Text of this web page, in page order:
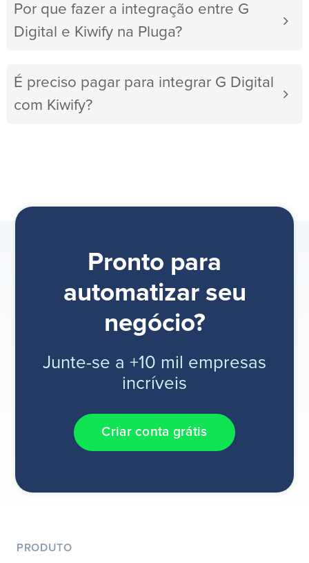
Por que fazer a integração entre G
Digital e Kiwify na Pluga?
É preciso pagar para integrar G Digital
com Kiwify?
Pronto para
automatizar seu
negócio?
Junte-se a +10 mil empresas
incríveis
Criar conta grátis
PRODUTO